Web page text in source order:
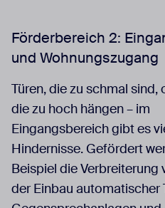
Förderbereich 2:
und Wohnungszugang
Türen, die zu schmal sind,
die zu hoch hängen – im
Eingangsbereich gibt es
Hindernisse. Gefördert
Beispiel die Verbreiterung
der Einbau automatischer